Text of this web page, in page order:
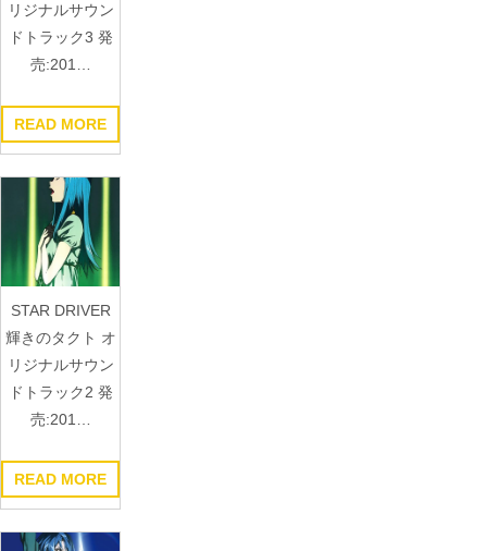
リジナルサウン
ドトラック3 発
売:201…
READ MORE
STAR DRIVER
輝きのタクト オ
リジナルサウン
ドトラック2 発
売:201…
READ MORE